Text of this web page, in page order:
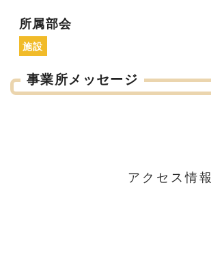
所属部会
施設
事業所メッセージ
アクセス情報